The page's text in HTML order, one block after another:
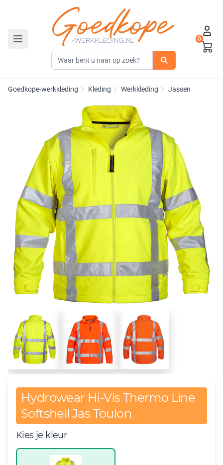
Toggle navigation
0
Goedkope-werkkleding Kleding Werkkleding Jassen
Hydrowear Hi-Vis Thermo Line
Softshell Jas Toulon
Kies je kleur